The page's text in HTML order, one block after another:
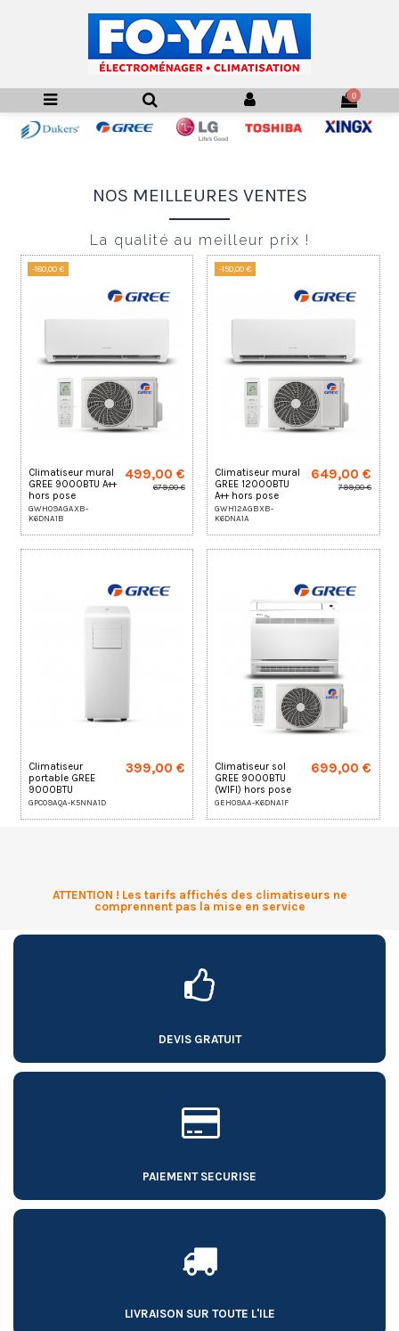
0
NOS MEILLEURES VENTES
La qualité au meilleur prix !
-180,00 €
Climatiseur mural
GREE 9000BTU A++
hors pose
GWH09AGAXB-
K6DNA1B
499,00 €
679,00 €
-150,00 €
Climatiseur mural
GREE 12000BTU
A++ hors pose
GWH12AGBXB-
K6DNA1A
649,00 €
799,00 €
Climatiseur
portable GREE
9000BTU
GPC09AQA-K5NNA1D
399,00 €
Climatiseur sol
GREE 9000BTU
(WIFI) hors pose
GEH09AA-K6DNA1F
699,00 €
ATTENTION ! Les tarifs affichés des climatiseurs ne
comprennent pas la mise en service
DEVIS GRATUIT
PAIEMENT SECURISE
LIVRAISON SUR TOUTE L'ILE